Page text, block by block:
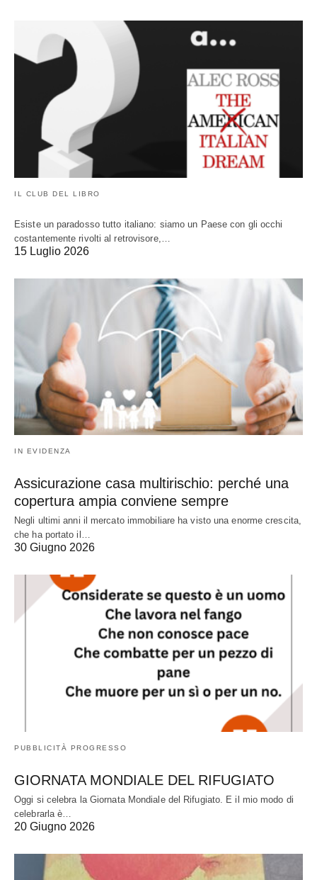
IL CLUB DEL LIBRO
Esiste un paradosso tutto italiano: siamo un Paese con gli occhi
costantemente rivolti al retrovisore,…
15 Luglio 2026
IN EVIDENZA
Assicurazione casa multirischio: perché una
copertura ampia conviene sempre
Negli ultimi anni il mercato immobiliare ha visto una enorme crescita,
che ha portato il…
30 Giugno 2026
PUBBLICITÀ PROGRESSO
GIORNATA MONDIALE DEL RIFUGIATO
Oggi si celebra la Giornata Mondiale del Rifugiato. E il mio modo di
celebrarla è…
20 Giugno 2026